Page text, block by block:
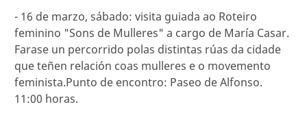
- 16 de marzo, sábado: visita guiada ao Roteiro
feminino "Sons de Mulleres" a cargo de María Casar.
Farase un percorrido polas distintas rúas da cidade
que teñen relación coas mulleres e o movemento
feminista.Punto de encontro: Paseo de Alfonso.
11:00 horas.